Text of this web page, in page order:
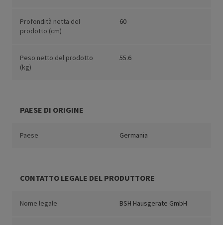
Profondità netta del
prodotto (cm)
60
Peso netto del prodotto
(kg)
55.6
PAESE DI ORIGINE
Paese Germania
CONTATTO LEGALE DEL PRODUTTORE
Nome legale BSH Hausgeräte GmbH